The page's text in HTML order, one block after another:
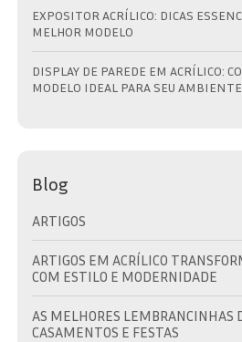
EXPOSITOR ACRÍLICO: DICAS ESSENCIAIS PARA ESCOLHER O
MELHOR MODELO
DISPLAY DE PAREDE EM ACRÍLICO: COMO ESCOLHER O
MODELO IDEAL PARA SEU AMBIENTE
Blog
ARTIGOS
ARTIGOS EM ACRÍLICO TRANSFORMANDO SEU ESPAÇO
COM ESTILO E MODERNIDADE
AS MELHORES LEMBRANCINHAS DE ACRÍLICO PARA
CASAMENTOS E FESTAS